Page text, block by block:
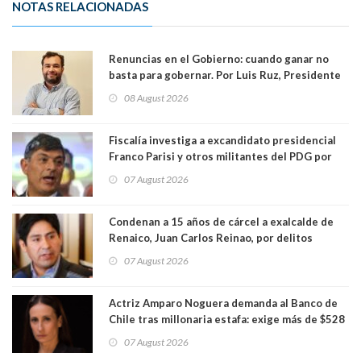
NOTAS RELACIONADAS
Renuncias en el Gobierno: cuando ganar no
basta para gobernar. Por Luis Ruz, Presidente
08 August 2026
Fiscalía investiga a excandidato presidencial
Franco Parisi y otros militantes del PDG por
07 August 2026
Condenan a 15 años de cárcel a exalcalde de
Renaico, Juan Carlos Reinao, por delitos
07 August 2026
Actriz Amparo Noguera demanda al Banco de
Chile tras millonaria estafa: exige más de $528
07 August 2026